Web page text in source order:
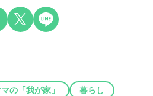
の「我が家」 暮らし